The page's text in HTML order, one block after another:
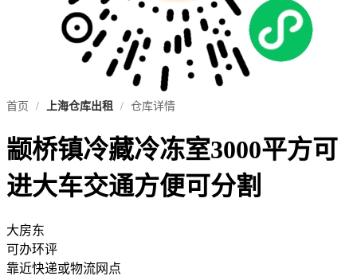
首页 / 上海仓库出租 / 仓库详情
颛桥镇冷藏冷冻室3000平方可
进大车交通方便可分割
大房东
可办环评
靠近快递或物流网点